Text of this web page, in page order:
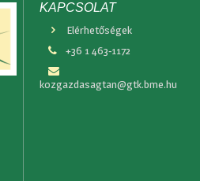
KAPCSOLAT
Elérhetőségek
+36 1 463-1172
kozgazdasagtan@gtk.bme.hu